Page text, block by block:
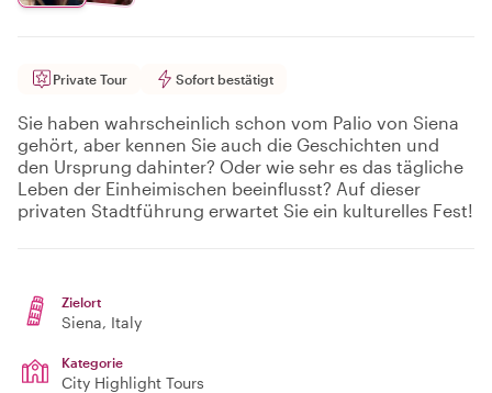
Private Tour Sofort bestätigt
Sie haben wahrscheinlich schon vom Palio von Siena
gehört, aber kennen Sie auch die Geschichten und
den Ursprung dahinter? Oder wie sehr es das tägliche
Leben der Einheimischen beeinflusst? Auf dieser
privaten Stadtführung erwartet Sie ein kulturelles Fest!
Zielort
Siena, Italy
Kategorie
City Highlight Tours